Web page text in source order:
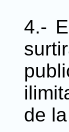
4.-
de